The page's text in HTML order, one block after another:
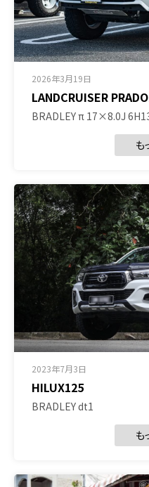
2026年3月19日
LANDCRUISER
BRADLEY π 17×8.0J
も
2023年7月3日
HILUX125
BRADLEY dt1
も